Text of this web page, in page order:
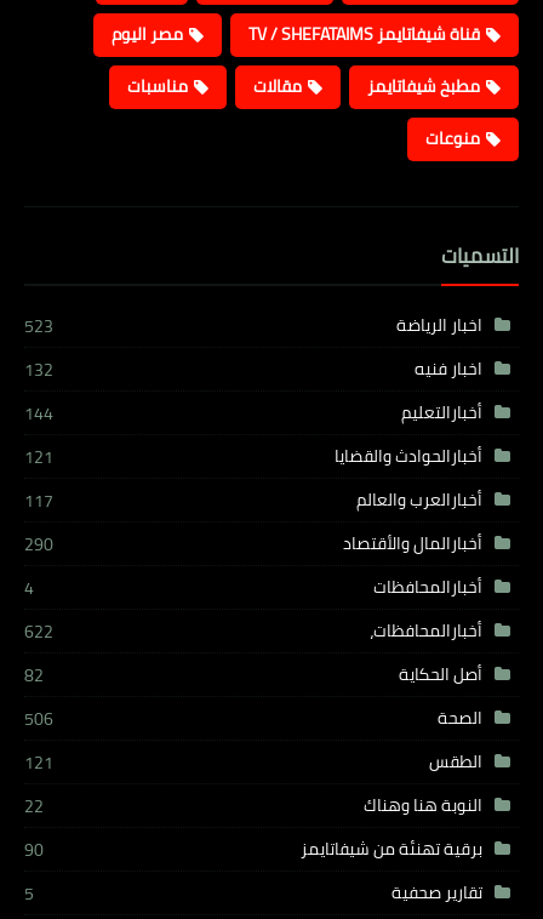
قناة شيفاتايمز TV / SHEFATAIMS
مصر اليوم
مطبخ شيفاتايمز
مقالات
مناسبات
منوعات
التسميات
اخبار الرياضة
523
اخبار فنيه
132
أخبارالتعليم
144
أخبارالحوادث والقضايا
121
أخبارالعرب والعالم
117
أخبارالمال والأقتصاد
290
أخبارالمحافظات
4
أخبارالمحافظات،
622
أصل الحكاية
82
الصحة
506
الطقس
121
النوبة هنا وهناك
22
برقية تهنئة من شيفاتايمز
90
تقارير صحفية
5